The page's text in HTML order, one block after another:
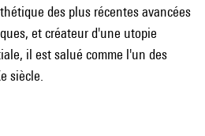
des plus récentes avancées
et créateur d'une utopie
il est salué comme l'un des
siècle.